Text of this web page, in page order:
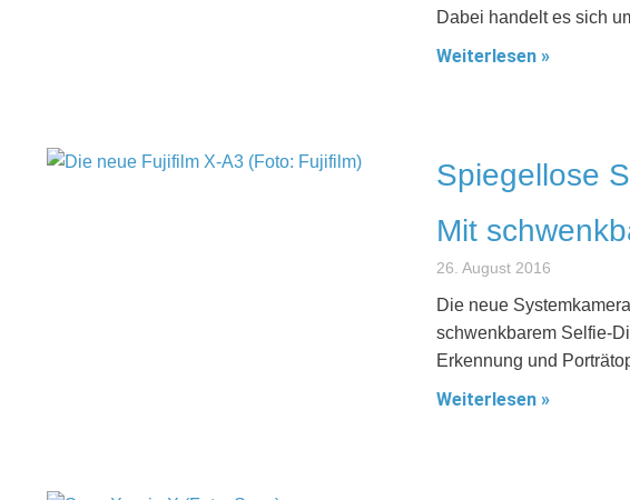
Dabei handelt es sich
Weiterlesen »
Spiegellose
Mit
26. August 2016
Die neue
schwenkbarem Selfie-
Erkennung und
Weiterlesen »